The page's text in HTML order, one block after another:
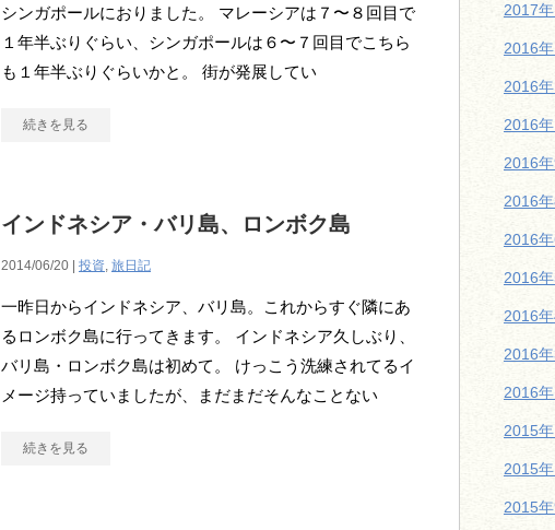
シンガポールにおりました。 マレーシアは７〜８回目で
１年半ぶりぐらい、シンガポールは６〜７回目でこちら
も１年半ぶりぐらいかと。 街が発展してい
続きを見る
インドネシア・バリ島、ロンボク島
2014/06/20 | 投資, 旅日記
一昨日からインドネシア、バリ島。これからすぐ隣にあ
るロンボク島に行ってきます。 インドネシア久しぶり、
バリ島・ロンボク島は初めて。 けっこう洗練されてるイ
メージ持っていましたが、まだまだそんなことない
続きを見る
2017
2016
2016
2016
2016
2016
2016
2016
2016
2016
2016
2015
2015
2015